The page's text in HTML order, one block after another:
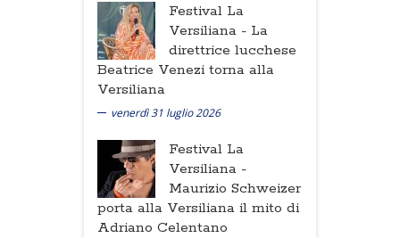
Festival La
Versiliana - La
direttrice lucchese
Beatrice Venezi torna alla
Versiliana
venerdì 31 luglio 2026
Festival La
Versiliana -
Maurizio Schweizer
porta alla Versiliana il mito di
Adriano Celentano